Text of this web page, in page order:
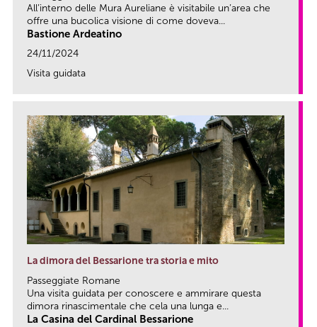
All’interno delle Mura Aureliane è visitabile un’area che
offre una bucolica visione di come doveva...
Bastione Ardeatino
24/11/2024
Visita guidata
La dimora del Bessarione tra storia e mito
Passeggiate Romane
Una visita guidata per conoscere e ammirare questa
dimora rinascimentale che cela una lunga e...
La Casina del Cardinal Bessarione